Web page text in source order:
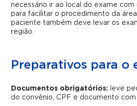
necessário ir ao local do exame com
para facilitar o procedimento da área
paciente também deve levar os
região.
Preparativos para o
Documentos obrigatórios:
leve
do convênio, CPF e documento